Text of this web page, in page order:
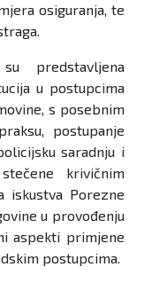
osiguranja, te
predstavljena
u postupcima
s posebnim
postupanje
saradnju i
krivičnim
iskustva Porezne
u provođenju
aspekti primjene
postupcima.